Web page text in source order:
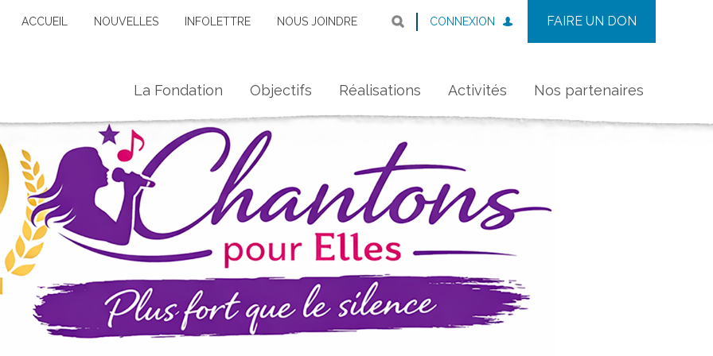
ACCUEIL NOUVELLES INFOLETTRE NOUS JOINDRE CONNEXION FAIRE UN DON
La Fondation Objectifs Réalisations Activités Nos partenaires